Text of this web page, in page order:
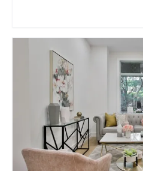
mogą przyczynić się do
modyfikacji genetycznych
efekcie może zmniejszać
terapii, takich jak chemioterapia.
kontekście onkologii w
możliwości podejścia do
i zindywidualizowane. Dzięki
Warszawie staje się bardziej
obciążające dla pacjentów.
podejścia są kluczowe w walce
osiągać lepsze wyniki
skutkach ubocznych.